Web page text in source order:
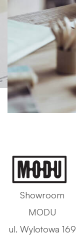
Showroom
MODU
ul. Wylotowa 169